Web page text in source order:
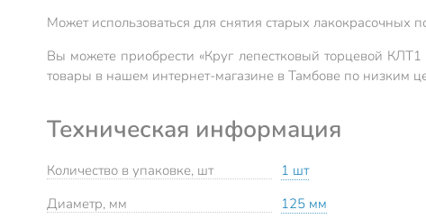
Может использоваться для снятия старых лакокрасочных
Вы можете приобрести «Круг лепестковый торцевой
товары в нашем интернет-магазине в Тамбове по низким
Техническая информация
Количество в упаковке, шт
1 шт
Диаметр, мм
125 мм